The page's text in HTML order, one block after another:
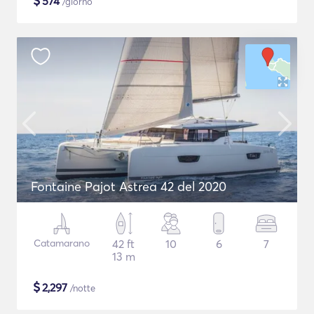
Fontaine Pajot Astrea 42 del 2020
Catamarano
42 ft
13 m
10 6 7
$2,297 /notte